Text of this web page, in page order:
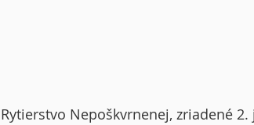
Rytierstvo Nepoškvrnenej, zriadené